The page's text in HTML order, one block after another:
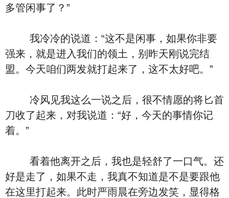
多管闲事了？”
我冷冷的说道：“这不是闲事，如果你非要
强来，就是进入我们的领土，别昨天刚说完结
盟。今天咱们两发就打起来了，这不太好吧。”
冷风见我这么一说之后，很不情愿的将匕首
刀收了起来，对我说道：“好，今天的事情你记
着。”
看着他离开之后，我也是轻舒了一口气。还
好是走了，如果不走，我真不知道是不是要跟他
在这里打起来。此时严雨晨在旁边发笑，显得格